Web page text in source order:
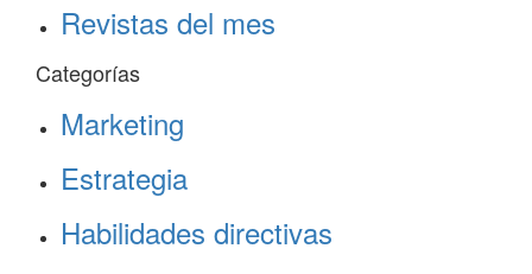
Revistas del mes
Categorías
Marketing
Estrategia
Habilidades directivas